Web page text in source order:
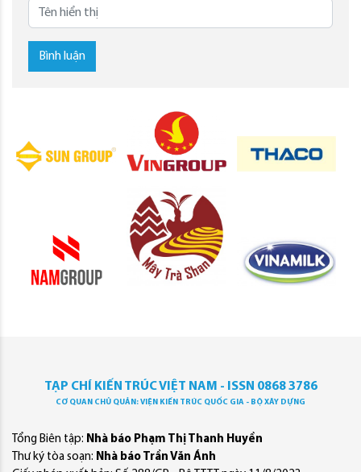
Bình luận
TẠP CHÍ KIẾN TRÚC VIỆT NAM - ISSN 0868 3786
CƠ QUAN CHỦ QUẢN: VIỆN KIẾN TRÚC QUỐC GIA - BỘ XÂY DỰNG
Tổng Biên tập: Nhà báo Phạm Thị Thanh Huyền
Thư ký tòa soạn: Nhà báo Trần Văn Ánh